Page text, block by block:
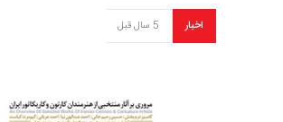
اخبار 5 سال قبل